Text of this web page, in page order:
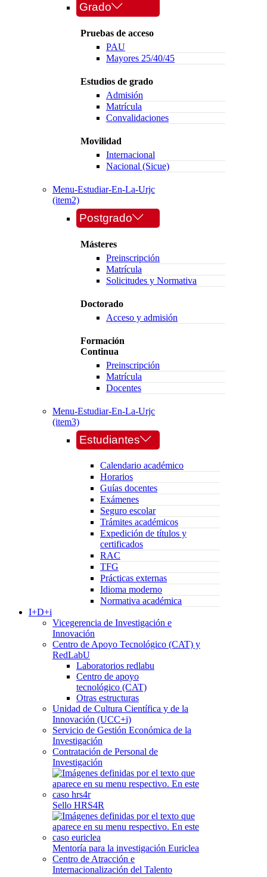
Grado
Pruebas de acceso
PAU
Mayores 25/40/45
Estudios de grado
Admisión
Matrícula
Convalidaciones
Movilidad
Internacional
Nacional (Sicue)
Menu-Estudiar-En-La-Urjc
(item2)
Postgrado
Másteres
Preinscripción
Matrícula
Solicitudes y Normativa
Doctorado
Acceso y admisión
Formación
Continua
Preinscripción
Matrícula
Docentes
Menu-Estudiar-En-La-Urjc
(item3)
Estudiantes
Calendario académico
Horarios
Guías docentes
Exámenes
Seguro escolar
Trámites académicos
Expedición de títulos y
certificados
RAC
TFG
Prácticas externas
Idioma moderno
Normativa académica
I+D+i
Vicegerencia de Investigación e
Innovación
Centro de Apoyo Tecnológico (CAT) y
RedLabU
Laboratorios redlabu
Centro de apoyo
tecnológico (CAT)
Otras estructuras
Unidad de Cultura Científica y de la
Innovación (UCC+i)
Servicio de Gestión Económica de la
Investigación
Contratación de Personal de
Investigación
Sello HRS4R
Mentoría para la investigación Euriclea
Centro de Atracción e
Internacionalización del Talento